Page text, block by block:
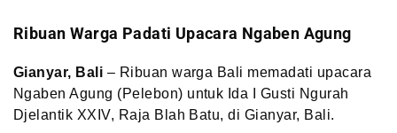
Ribuan Warga Padati Upacara Ngaben Agung
Gianyar, Bali – Ribuan warga Bali memadati upacara
Ngaben Agung (Pelebon) untuk Ida I Gusti Ngurah
Djelantik XXIV, Raja Blah Batu, di Gianyar, Bali.